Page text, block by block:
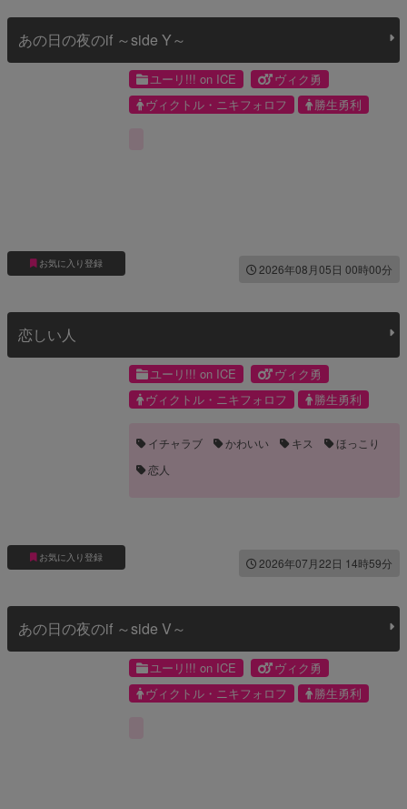
あの日の夜のif ～side Y～
お気に入り登録
ユーリ!!! on ICE
ヴィク勇
ヴィクトル・ニキフォロフ
勝生勇利
2026年08月05日 00時00分
恋しい人
お気に入り登録
ユーリ!!! on ICE
ヴィク勇
ヴィクトル・ニキフォロフ
勝生勇利
イチャラブ かわいい キス
ほっこり
恋人
2026年07月22日 14時59分
あの日の夜のif ～side V～
ユーリ!!! on ICE
ヴィク勇
ヴィクトル・ニキフォロフ
勝生勇利